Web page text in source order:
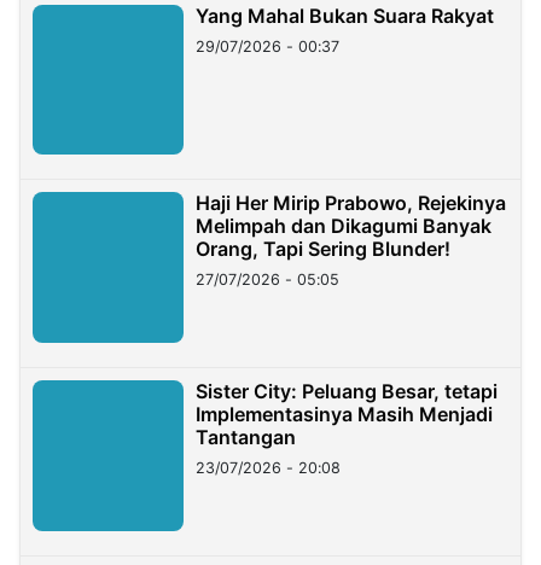
Yang Mahal Bukan Suara Rakyat
29/07/2026 - 00:37
Haji Her Mirip Prabowo, Rejekinya
Melimpah dan Dikagumi Banyak
Orang, Tapi Sering Blunder!
27/07/2026 - 05:05
Sister City: Peluang Besar, tetapi
Implementasinya Masih Menjadi
Tantangan
23/07/2026 - 20:08